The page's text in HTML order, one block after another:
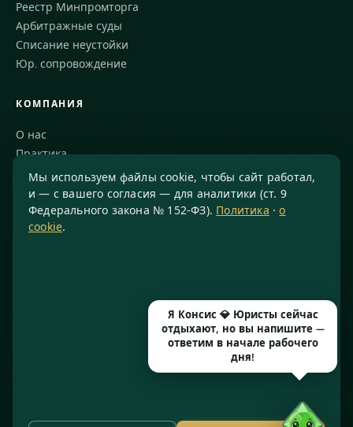
Реестр Минпромторга
Арбитражные суды
Списание неустойки
Юр. сопровождение
КОМПАНИЯ
О нас
Практика
Блог
Команда
Благодарности
Москва, Варшавское шоссе, д. 1А, помещение 14/7
© 2016–2026 ООО «КОНСИС» · ИНН 7724372334 · КПП 772601001
Мы используем файлы cookie, чтобы сайт работал,
и — с вашего согласия — для аналитики (ст. 9
Федерального закона № 152-ФЗ). Политика ·о
cookie.
Я Консис 💎 Юристы сейчас
отдыхают, но вы напишите —
ответим в начале рабочего
дня!